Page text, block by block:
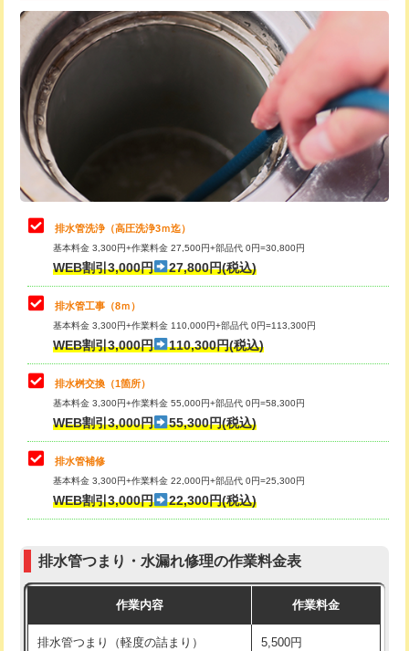
給水管工事※（ライニング鋼管・銅
管・ポリ管・HT管使用/3ｍまで)
44,000円
給水管工事※（ライニング鋼管・銅
管・ポリ管・HT管使用/3ｍ超え)
+8,800円
排水管工事（土の掘削・埋め戻し作
業）
11,000円~
排水管工事（排水管工事/3ｍまで） 55,000円
排水管工事（追加 排水管工事/3ｍ超
え）
マス交換（土の掘削・埋め戻し作業）
マス交換（深さ50㎝未満）
マス交換（深さ50㎝以上） 66,000円
コンクリート斫り（厚さ10㎝まで）
コンクリート斫り（厚さ10㎝超え）
モルタル補修（厚さ10㎝まで）
モルタル補修（厚さ10㎝超え）
追加人工 16,500円
現場見積
追加トーラー機使用/3m超え +3,300円
カメラ調査 33,000円
桝清掃 8,800円
止水・漏水調査・防水処理・清掃・修
理・調整・分解・加工など（軽作業）
11,000円
止水・漏水調査・防水処理・清掃・修
理・調整・分解・加工など（中作業）
22,000円
止水・漏水調査・防水処理・清掃・修
理・調整・分解・加工など（重作業）
33,000円
その他部品の脱着
交換・取付（タンク） 22,000円+材料費
交換・取付(単水栓（壁付・デッキ
式）)
交換・取付(混合水栓（壁付・デッキ
式・ワンホール）)
16,500円+材料費
交換・取付(排水栓・排水トラップ
交換・取付（その他部品） 11,000円+材料費
持込商品取付（単水栓） 13,200円
持込商品取付（混合水栓） 16,500円
排水管洗浄（高圧洗浄3ｍ迄）
基本料金 3,300円+作業料金 27,500円+部品代 0円=30,800円
WEB割引3,000円 27,800円(税込)
排水管工事（8ｍ）
基本料金 3,300円+作業料金 110,000円+部品代 0円=113,300円
WEB割引3,000円 110,300円(税込)
排水桝交換（1箇所）
基本料金 3,300円+作業料金 55,000円+部品代 0円=58,300円
WEB割引3,000円 55,300円(税込)
排水管補修
基本料金 3,300円+作業料金 22,000円+部品代 0円=25,300円
WEB割引3,000円 22,300円(税込)
排水管つまり・水漏れ修理の作業料金表
作業内容 作業料金
排水管つまり（軽度の詰まり） 5,500円